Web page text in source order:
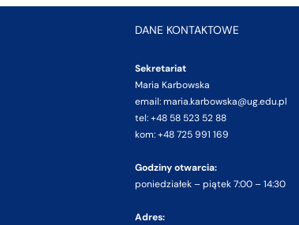
DANE KONTAKTOWE
Sekretariat
Maria Karbowska
email: maria.karbowska@ug.edu.pl
tel: +48 58 523 52 88
kom: +48 725 991 169
Godziny otwarcia:
poniedziałek – piątek 7:00 – 14:30
Adres: